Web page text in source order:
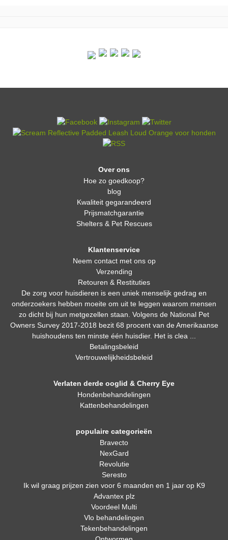
Over ons
Hoe zo goedkoop?
blog
Kwaliteit gegarandeerd
Prijsmatchgarantie
Shelters & Pet Rescues
Klantenservice
Neem contact met ons op
Verzending
Retouren & Restituties
De zorg voor huisdieren is een uniek menselijk gedrag en
onderzoekers hebben moeite om uit te leggen waarom mensen
zo dicht bij hun metgezellen staan. Volgens de National Pet
Owners Survey 2017-2018 bezit 68 procent van de Amerikaanse
huishoudens ten minste één huisdier. Het is clea ...
Betalingsbeleid
Vertrouwelijkheidsbeleid
Verlaten derde ooglid & Cherry Eye
Hondenbehandelingen
Kattenbehandelingen
populaire categorieën
Bravecto
NexGard
Revolutie
Seresto
Ik wil graag prijzen zien voor 6 maanden en 1 jaar op K9
Advantex plz
Voordeel Multi
Vlo behandelingen
Tekenbehandelingen